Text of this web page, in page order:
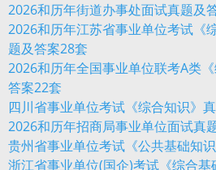
2026和历年街道办事处面试真题及
2026和历年江苏省事业单位考试《
题及答案28套
2026和历年全国事业单位联考A类
答案22套
四川省事业单位考试《综合知识》
2026和历年招商局事业单位面试真
贵州省事业单位考试《公共基础知
浙江省事业单位(国企)考试《综合